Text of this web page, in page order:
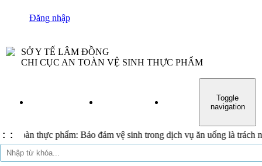
Đăng nhập
SỞ Y TẾ LÂM ĐỒNG
CHI CỤC AN TOÀN VỆ SINH THỰC PHẨM
VĂN BẢN
Toggle
navigation
: :
toàn thực phẩm: Bảo đảm vệ sinh trong dịch vụ ăn uống là trách